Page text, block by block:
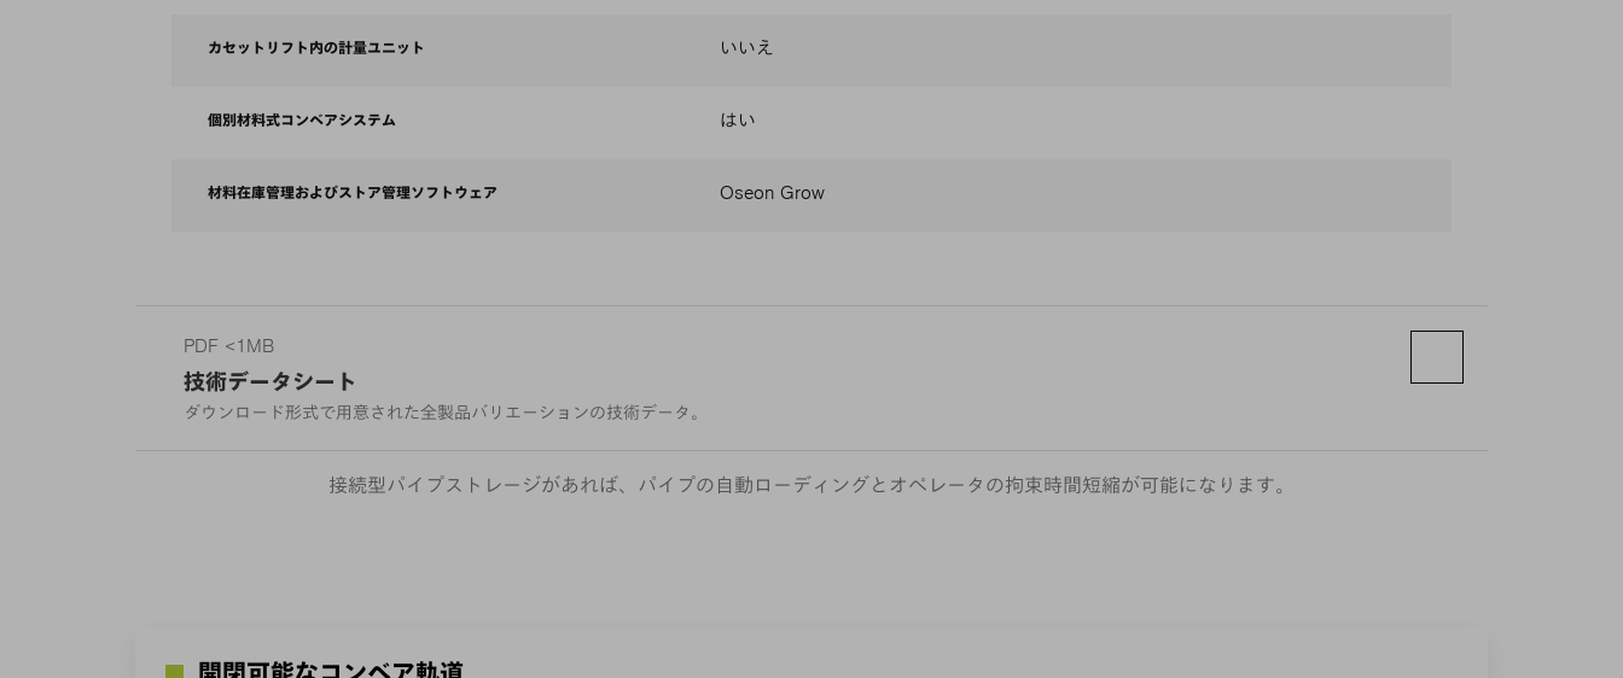
カセットリフト内の計量ユニット いいえ
個別材料式コンベアシステム はい
材料在庫管理およびストア管理ソフトウェア Oseon Grow
PDF <1MB
技術データシート
ダウンロード形式で用意された全製品バリエーションの技術データ。
接続型パイプストレージがあれば、パイプの自動ローディングとオペレータの拘束時間短縮が可能になります。